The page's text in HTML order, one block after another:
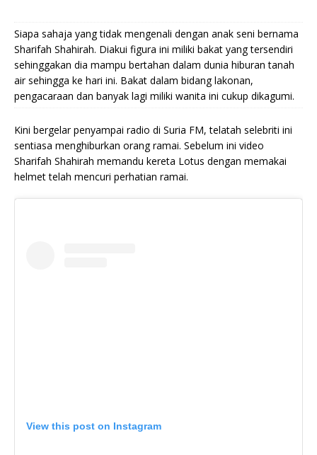
Siapa sahaja yang tidak mengenali dengan anak seni bernama
Sharifah Shahirah. Diakui figura ini miliki bakat yang tersendiri
sehinggakan dia mampu bertahan dalam dunia hiburan tanah
air sehingga ke hari ini. Bakat dalam bidang lakonan,
pengacaraan dan banyak lagi miliki wanita ini cukup dikagumi.
Kini bergelar penyampai radio di Suria FM, telatah selebriti ini
sentiasa menghiburkan orang ramai. Sebelum ini video
Sharifah Shahirah memandu kereta Lotus dengan memakai
helmet telah mencuri perhatian ramai.
View this post on Instagram